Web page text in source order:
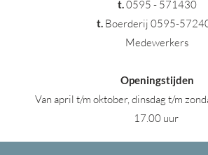
t.0595 - 571430
t. Boerderij 0595-
Medewerkers
Openingstijden
Van april t/m oktober, dinsdag t/m
17.00 uur